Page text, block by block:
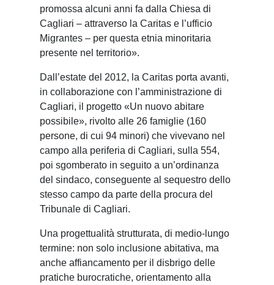
promossa alcuni anni fa dalla Chiesa di
Cagliari – attraverso la Caritas e l’ufficio
Migrantes – per questa etnia minoritaria
presente nel territorio».
Dall’estate del 2012, la Caritas porta avanti,
in collaborazione con l’amministrazione di
Cagliari, il progetto «Un nuovo abitare
possibile», rivolto alle 26 famiglie (160
persone, di cui 94 minori) che vivevano nel
campo alla periferia di Cagliari, sulla 554,
poi sgomberato in seguito a un’ordinanza
del sindaco, conseguente al sequestro dello
stesso campo da parte della procura del
Tribunale di Cagliari.
Una progettualità strutturata, di medio-lungo
termine: non solo inclusione abitativa, ma
anche affiancamento per il disbrigo delle
pratiche burocratiche, orientamento alla